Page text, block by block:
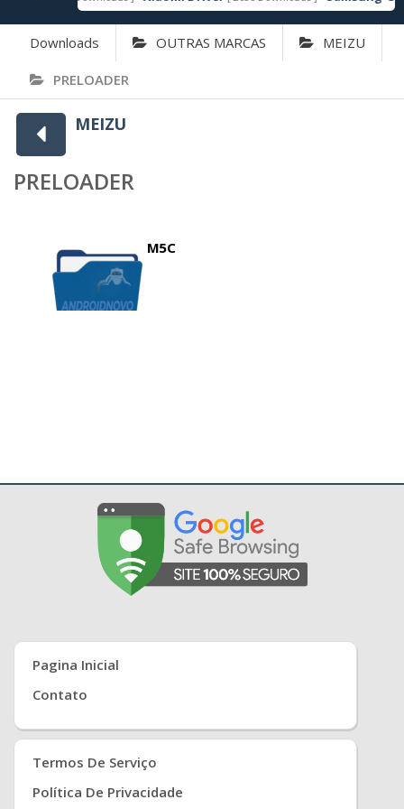
Downloads OUTRAS MARCAS MEIZU
PRELOADER
MEIZU
PRELOADER
M5C
Pagina Inicial
Contato
Termos De Serviço
Política De Privacidade